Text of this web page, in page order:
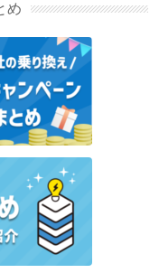
ーン・特典情報｜10,000円
ン・特典情報｜最大
2026年6月】
ンペーン・特典情報 キ
ある？
め